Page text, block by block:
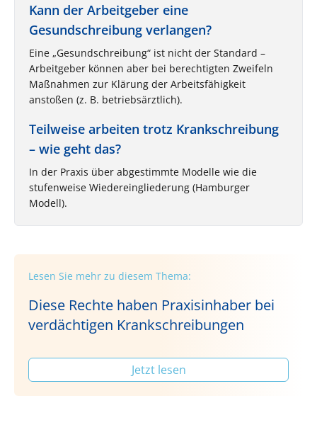
Kann der Arbeitgeber eine
Gesundschreibung verlangen?
Eine „Gesundschreibung“ ist nicht der Standard –
Arbeitgeber können aber bei berechtigten Zweifeln
Maßnahmen zur Klärung der Arbeitsfähigkeit
anstoßen (z. B. betriebsärztlich).
Teilweise arbeiten trotz Krankschreibung
– wie geht das?
In der Praxis über abgestimmte Modelle wie die
stufenweise Wiedereingliederung (Hamburger
Modell).
Lesen Sie mehr zu diesem Thema:
Diese Rechte haben Praxisinhaber bei
verdächtigen Krankschreibungen
Jetzt lesen